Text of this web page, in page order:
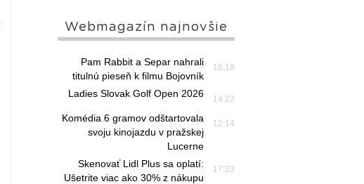
Webmagazín najnovšie
16:18
Pam Rabbit a Separ nahrali
titulnú pieseň k filmu Bojovník
14:22
Ladies Slovak Golf Open 2026
12:14
Komédia 6 gramov odštartovala
svoju kinojazdu v pražskej
Lucerne
17:23
Skenovať Lidl Plus sa oplatí:
Ušetrite viac ako 30% z nákupu